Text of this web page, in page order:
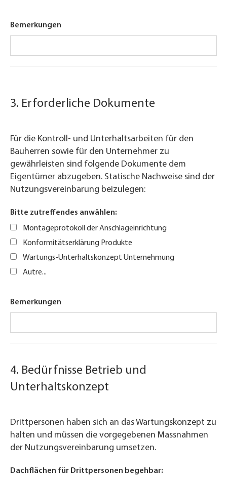
Bemerkungen
3. Erforderliche Dokumente
Für die Kontroll- und Unterhaltsarbeiten für den
Bauherren sowie für den Unternehmer zu
gewährleisten sind folgende Dokumente dem
Eigentümer abzugeben. Statische Nachweise sind der
Nutzungsvereinbarung beizulegen:
Bitte zutreffendes anwählen:
Montageprotokoll der Anschlageinrichtung
Konformitätserklärung Produkte
Wartungs-Unterhaltskonzept Unternehmung
Autre...
Bemerkungen
4. Bedürfnisse Betrieb und
Unterhaltskonzept
Drittpersonen haben sich an das Wartungskonzept zu
halten und müssen die vorgegebenen Massnahmen
der Nutzungsvereinbarung umsetzen.
Dachflächen für Drittpersonen begehbar: